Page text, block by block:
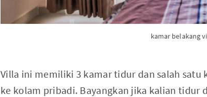
kamar belakang
Villa ini memiliki 3 kamar tidur dan salah
ke kolam pribadi. Bayangkan jika kalian tidur